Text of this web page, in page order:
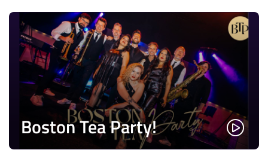
Boston Tea Party!